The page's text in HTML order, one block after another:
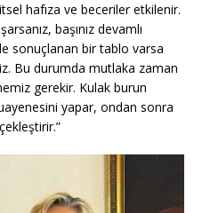
hafıza ve beceriler etkilenir.
başınız devamlı
sonuçlanan bir tablo varsa
Bu durumda mutlaka zaman
gerekir. Kulak burun
yapar, ondan sonra